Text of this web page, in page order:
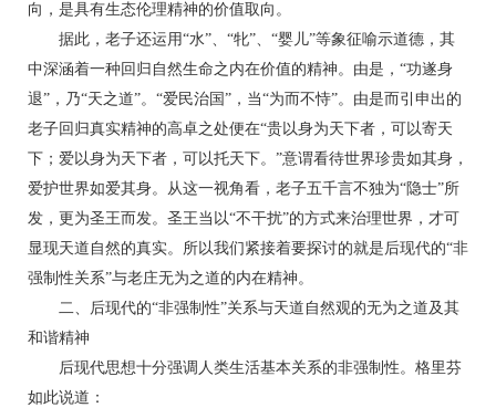
向，是具有生态伦理精神的价值取向。
据此，老子还运用“水”、“牝”、“婴儿”等象征喻示道德，其
中深涵着一种回归自然生命之内在价值的精神。由是，“功遂身
退”，乃“天之道”。“爱民治国”，当“为而不恃”。由是而引申出的
老子回归真实精神的高卓之处便在“贵以身为天下者，可以寄天
下；爱以身为天下者，可以托天下。”意谓看待世界珍贵如其身，
爱护世界如爱其身。从这一视角看，老子五千言不独为“隐士”所
发，更为圣王而发。圣王当以“不干扰”的方式来治理世界，才可
显现天道自然的真实。所以我们紧接着要探讨的就是后现代的“非
强制性关系”与老庄无为之道的内在精神。
二、后现代的“非强制性”关系与天道自然观的无为之道及其
和谐精神
后现代思想十分强调人类生活基本关系的非强制性。格里芬
如此说道：